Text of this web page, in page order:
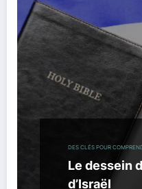
DES CLÉS POUR
Le dessein
d’Israël